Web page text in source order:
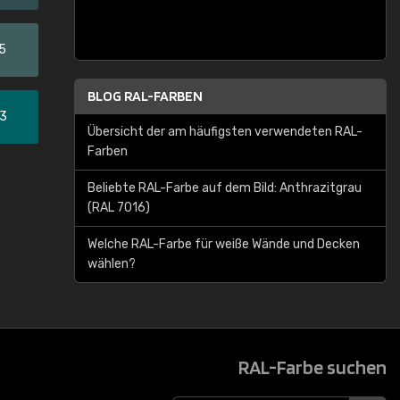
BLOG RAL-FARBEN
Übersicht der am häufigsten verwendeten RAL-
Farben
Beliebte RAL-Farbe auf dem Bild: Anthrazitgrau
(RAL 7016)
Welche RAL-Farbe für weiße Wände und Decken
wählen?
RAL-Farbe suchen